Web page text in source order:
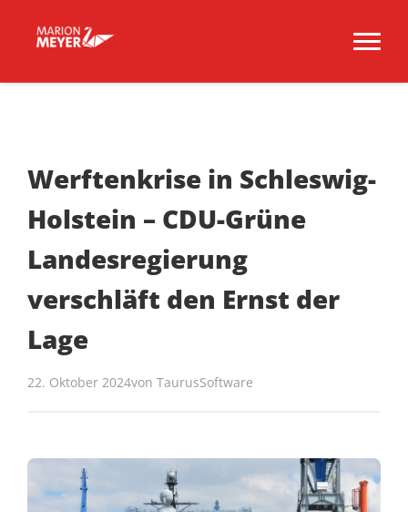
Werftenkrise in Schleswig-
Holstein – CDU-Grüne
Landesregierung
verschläft den Ernst der
Lage
22. Oktober 2024von TaurusSoftware